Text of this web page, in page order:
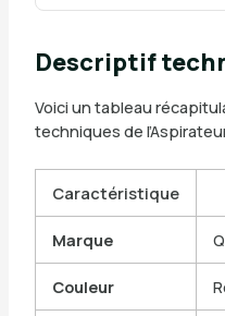
Descriptif
Voici un tableau
techniques de
Caractéristique
Marque
Couleur